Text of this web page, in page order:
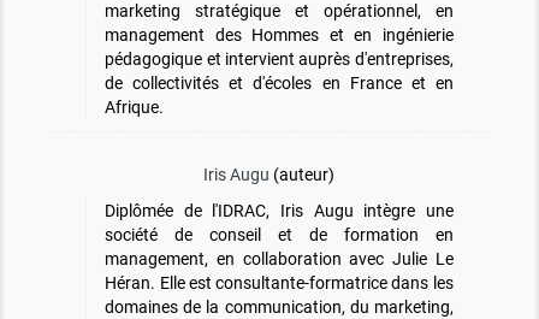
marketing stratégique et opérationnel, en
management des Hommes et en ingénierie
pédagogique et intervient auprès d'entreprises,
de collectivités et d'écoles en France et en
Afrique.
Iris Augu (auteur)
Diplômée de l'IDRAC, Iris Augu intègre une
société de conseil et de formation en
management, en collaboration avec Julie Le
Héran. Elle est consultante-formatrice dans les
domaines de la communication, du marketing,